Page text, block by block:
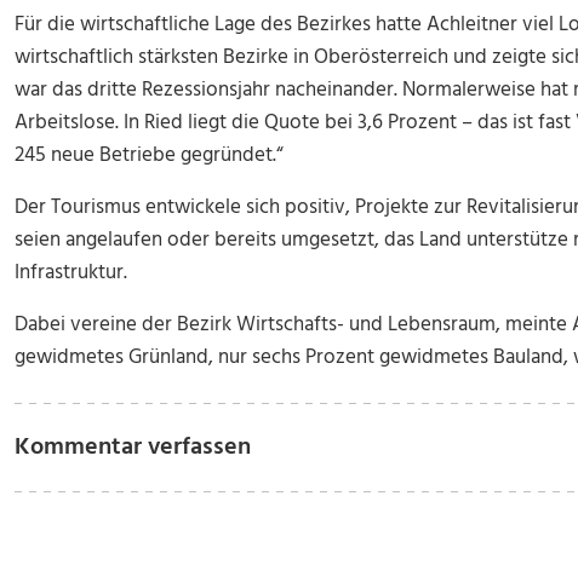
Für die wirtschaftliche Lage des Bezirkes hatte Achleitner viel
wirtschaftlich stärksten Bezirke in Oberösterreich und zeigte
war das dritte Rezessionsjahr nacheinander. Normalerweise
Arbeitslose. In Ried liegt die Quote bei 3,6 Prozent–das ist
245 neue Betriebe gegründet.“
Der Tourismus entwickele sich positiv, Projekte zur
seien angelaufen oder bereits umgesetzt, das Land
Infrastruktur.
Dabei vereine der Bezirk Wirtschafts- und Lebensraum, meinte
gewidmetes Grünland, nur sechs Prozent gewidmetes
Kommentar verfassen